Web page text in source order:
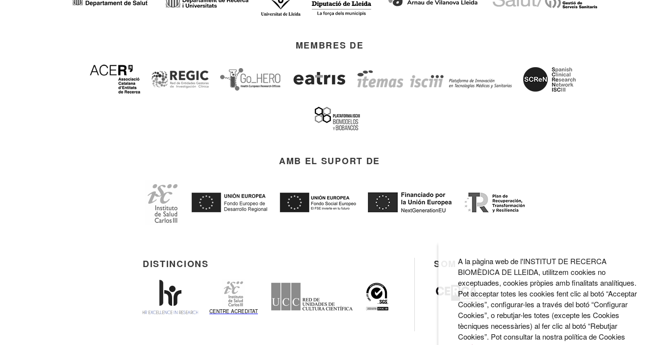
MEMBRES DE
AMB EL SUPORT DE
DISTINCIONS
CENTRE ACREDITAT
SOM
A la pàgina web de l'INSTITUT DE RECERCA
BIOMÈDICA DE LLEIDA, utilitzem cookies no
exceptuades, cookies pròpies amb finalitats analítiques.
Pot acceptar totes les cookies fent clic al botó “Acceptar
Cookies”, configurar-les a través del botó “Configurar
Cookies”, o rebutjar-les totes (excepte les Cookies
tècniques necessàries) al fer clic al botó “Rebutjar
Cookies”. Pot consultar la nostra política de Cookies